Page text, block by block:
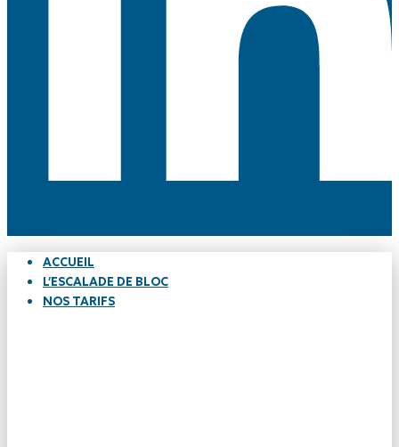
ACCUEIL
L’ESCALADE DE BLOC
NOS TARIFS